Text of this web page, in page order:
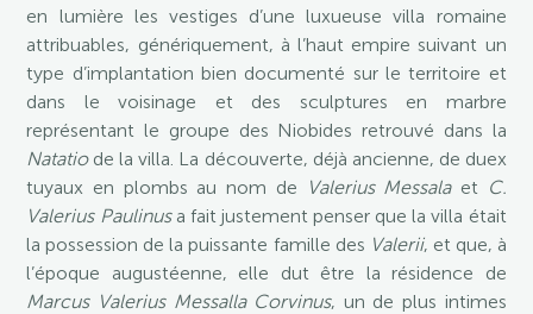
en lumière les vestiges d’une luxueuse villa romaine
attribuables, génériquement, à l’haut empire suivant un
type d’implantation bien documenté sur le territoire et
dans le voisinage et des sculptures en marbre
représentant le groupe des Niobides retrouvé dans la
Natatiode la villa. La découverte, déjà ancienne, de duex
tuyaux en plombs au nom de
Valerius Messala et C.
Valerius Paulinusa fait justement penser que la villa était
la possession de la puissante famille des Valerii, et que, à
l’époque augustéenne, elle dut être la résidence de
Marcus Valerius Messalla Corvinus, un de plus intimes